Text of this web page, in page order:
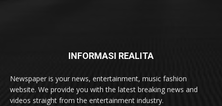
INFORMASI REALITA
Newspaper is your news, entertainment, music fashion
website. We provide you with the latest breaking news and
videos straight from the entertainment industry.